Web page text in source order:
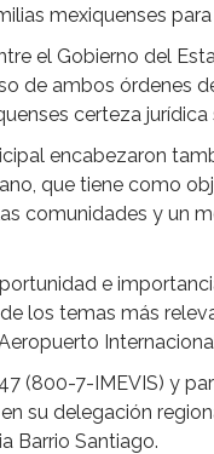
mexiquenses
el Gobierno del
de ambos órdenes
certeza
encabezaron
que tiene como
comunidades y un
e
los temas más
Internacional
(800-7-IMEVIS) y
su delegación
Barrio Santiago.